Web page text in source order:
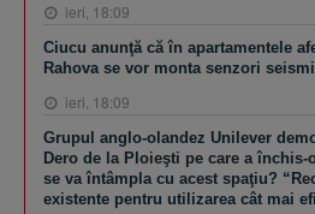
ieri, 18:09
Ciucu anunţă că în apartamentele
Rahova se vor monta senzori
ieri, 18:09
Grupul anglo-olandez Unilever
Dero de la Ploieşti pe care a
se va întâmpla cu acest spaţiu?
existente pentru utilizarea cât mai